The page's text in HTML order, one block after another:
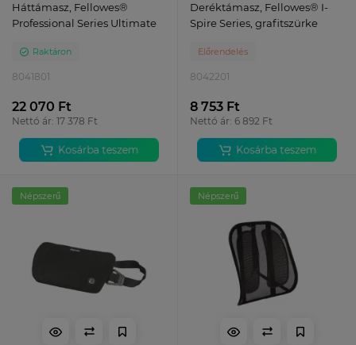
Háttámasz, Fellowes®
Professional Series Ultimate
Raktáron
8041801
22 070 Ft
Nettó ár: 17 378 Ft
Kosárba teszem
Deréktámasz, Fellowes® I-
Spire Series, grafitszürke
Előrendelés
8042201
8 753 Ft
Nettó ár: 6 892 Ft
Kosárba teszem
Népszerű Népszerű